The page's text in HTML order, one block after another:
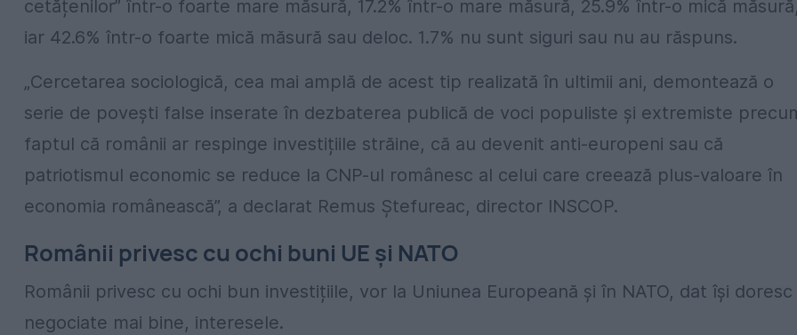
cetățenilor” într-o foarte mare măsură, 17.2% într-o mare măsură, 25.9% într-o mică
iar 42.6% într-o foarte mică măsură sau deloc. 1.7% nu sunt siguri sau nu au răspuns.
„Cercetarea sociologică, cea mai amplă de acest tip realizată în ultimii ani, demontează o
serie de povești false inserate în dezbaterea publică de voci populiste și extremiste
faptul că românii ar respinge investițiile străine, că au devenit anti-europeni sau că
patriotismul economic se reduce la CNP-ul românesc al celui care creează plus-valoare în
economia românească”, a declarat Remus Ștefureac, director INSCOP.
Românii privesc cu ochi buni UE și NATO
Românii privesc cu ochi bun investițiile, vor la Uniunea Europeană și în NATO, dat își doresc
negociate mai bine, interesele.